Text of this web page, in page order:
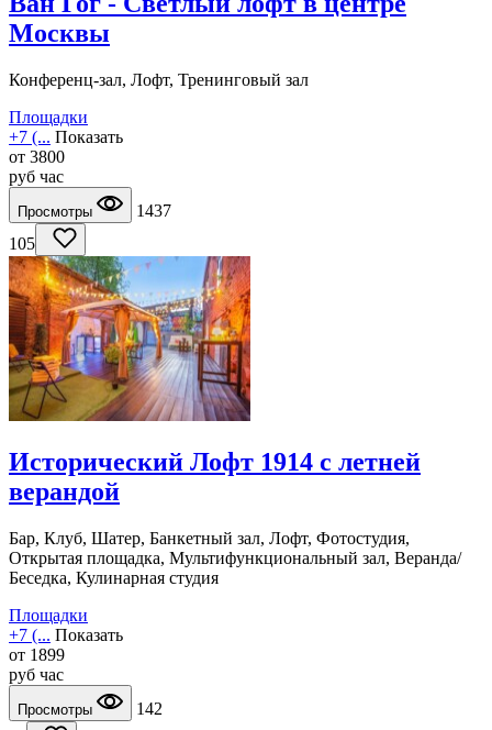
Москвы
Конференц-зал, Лофт, Тренинговый зал
Площадки
+7 (... Показать
от 3800
руб час
Просмотры
1437
105
Исторический Лофт 1914 с летней
верандой
Бар, Клуб, Шатер, Банкетный зал, Лофт, Фотостудия,
Открытая площадка, Мультифункциональный зал, Веранда/
Беседка, Кулинарная студия
Площадки
+7 (... Показать
от 1899
руб час
Просмотры
142